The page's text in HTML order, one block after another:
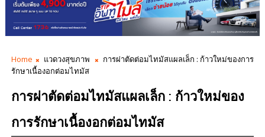
Home แวดวงสุขภาพ
การผ่าตัดต่อมไทมัสแผลเล็ก : ก้าวใหม่ของการ
รักษาเนื้องอกต่อมไทมัส
การผ่าตัดต่อมไทมัสแผลเล็ก : ก้าวใหม่ของ
การรักษาเนื้องอกต่อมไทมัส